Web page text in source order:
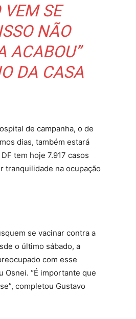
VEM SE
NÃO
ACABOU”
DA CASA
de campanha, o de
dias, também estará
tem hoje 7.917 casos
tranquilidade na ocupação
se vacinar contra a
o último sábado, a
com esse
Osnei. “É importante que
completou Gustavo